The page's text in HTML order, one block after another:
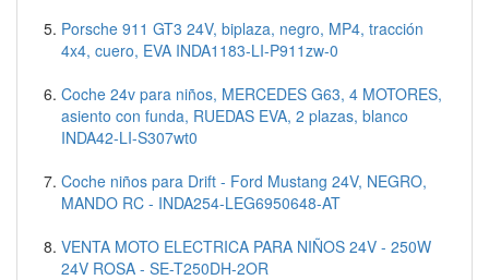
Porsche 911 GT3 24V, biplaza, negro, MP4, tracción
4x4, cuero, EVA INDA1183-LI-P911zw-0
Coche 24v para niños, MERCEDES G63, 4 MOTORES,
asiento con funda, RUEDAS EVA, 2 plazas, blanco
INDA42-LI-S307wt0
Coche niños para Drift - Ford Mustang 24V, NEGRO,
MANDO RC - INDA254-LEG6950648-AT
VENTA MOTO ELECTRICA PARA NIÑOS 24V - 250W
24V ROSA - SE-T250DH-2OR